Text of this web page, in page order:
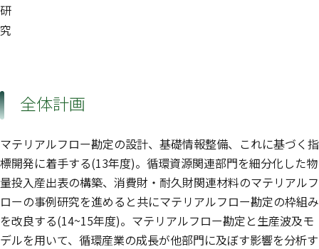
研
究
全体計画
マテリアルフロー勘定の設計、基礎情報整備、これに基づく指
標開発に着手する(13年度)。循環資源関連部門を細分化した物
量投入産出表の構築、消費財・耐久財関連材料のマテリアルフ
ローの事例研究を進めると共にマテリアルフロー勘定の枠組み
を改良する(14~15年度)。マテリアルフロー勘定と生産波及モ
デルを用いて、循環産業の成長が他部門に及ぼす影響を分析す